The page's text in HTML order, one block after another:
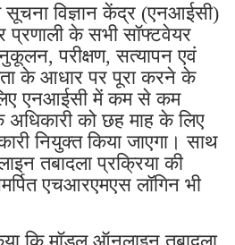
सूचना विज्ञान केंद्र (एनआईसी)
के सभी सॉफ्टवेयर
परीक्षण, सत्यापन एवं
के आधार पर पूरा करने के
एनआईसी में कम से कम
अधिकारी को छह माह के लिए
नियुक्त किया जाएगा। साथ
तबादला प्रक्रिया की
एचआरएमएस लॉगिन भी